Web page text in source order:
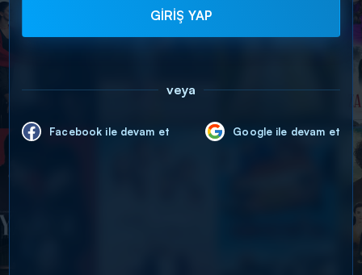
GİRİŞ YAP
veya
Facebook ile devam et Google ile devam et